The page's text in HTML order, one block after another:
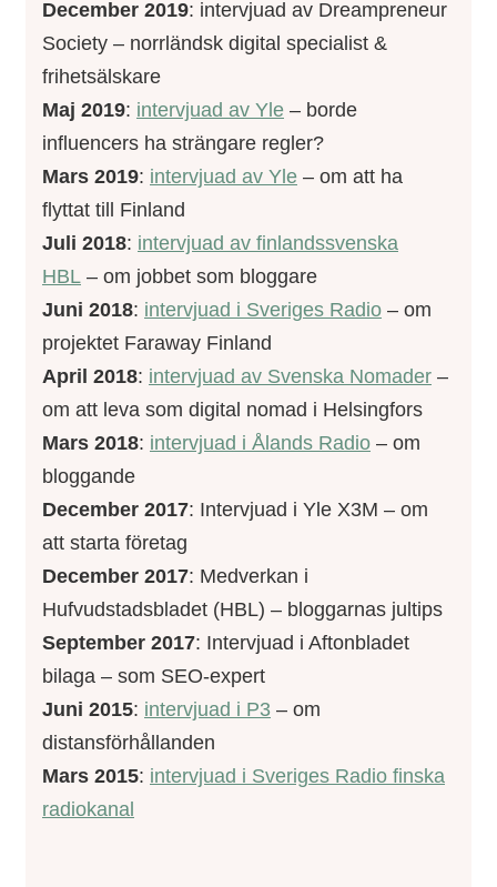
December 2019: intervjuad av Dreampreneur
Society – norrländsk digital specialist &
frihetsälskare
Maj 2019: intervjuad av Yle – borde
influencers ha strängare regler?
Mars 2019: intervjuad av Yle – om att ha
flyttat till Finland
Juli 2018: intervjuad av finlandssvenska
HBL – om jobbet som bloggare
Juni 2018: intervjuad i Sveriges Radio – om
projektet Faraway Finland
April 2018: intervjuad av Svenska Nomader –
om att leva som digital nomad i Helsingfors
Mars 2018: intervjuad i Ålands Radio – om
bloggande
December 2017: Intervjuad i Yle X3M – om
att starta företag
December 2017: Medverkan i
Hufvudstadsbladet (HBL) – bloggarnas jultips
September 2017: Intervjuad i Aftonbladet
bilaga – som SEO-expert
Juni 2015: intervjuad i P3 – om
distansförhållanden
Mars 2015: intervjuad i Sveriges Radio finska
radiokanal